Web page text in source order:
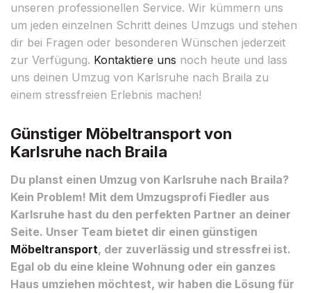
unseren professionellen Service. Wir kümmern uns
um jeden einzelnen Schritt deines Umzugs und stehen
dir bei Fragen oder besonderen Wünschen jederzeit
zur Verfügung. Kontaktiere uns noch heute und lass
uns deinen Umzug von Karlsruhe nach Braila zu
einem stressfreien Erlebnis machen!
Günstiger Möbeltransport von
Karlsruhe nach Braila
Du planst einen Umzug von Karlsruhe nach Braila?
Kein Problem! Mit dem Umzugsprofi Fiedler aus
Karlsruhe hast du den perfekten Partner an deiner
Seite. Unser Team bietet dir einen günstigen
Möbeltransport, der zuverlässig und stressfrei ist.
Egal ob du eine kleine Wohnung oder ein ganzes
Haus umziehen möchtest, wir haben die Lösung für